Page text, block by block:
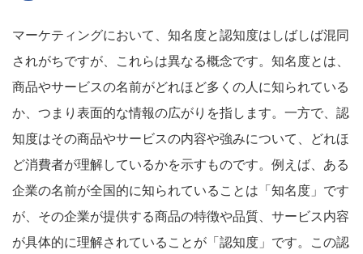
マーケティングにおいて、知名度と認知度はしばしば混同
されがちですが、これらは異なる概念です。知名度とは、
商品やサービスの名前がどれほど多くの人に知られている
か、つまり表面的な情報の広がりを指します。一方で、認
知度はその商品やサービスの内容や強みについて、どれほ
ど消費者が理解しているかを示すものです。例えば、ある
企業の名前が全国的に知られていることは「知名度」です
が、その企業が提供する商品の特徴や品質、サービス内容
が具体的に理解されていることが「認知度」です。この認